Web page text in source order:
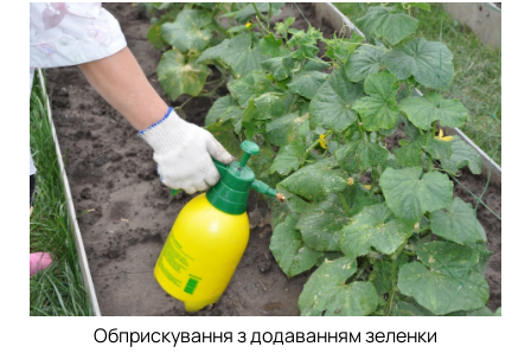
Обприскування з додаванням зеленки